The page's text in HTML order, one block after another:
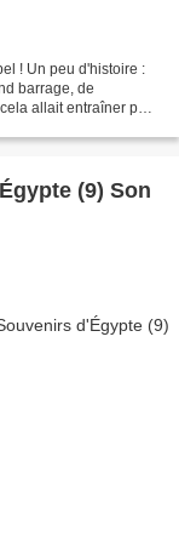
! Un peu d'histoire :
barrage, de
allait entraîner pour
(9) Son